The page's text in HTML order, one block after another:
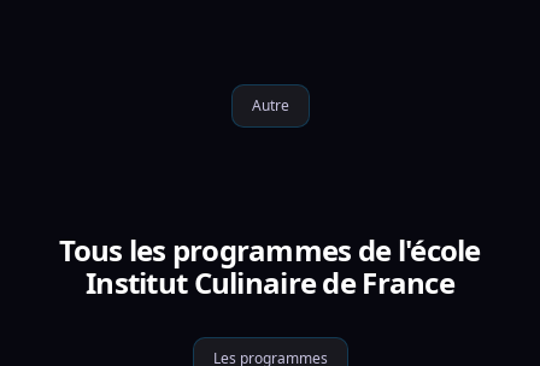
Autre
Tous les programmes de l'école
Institut Culinaire de France
Les programmes